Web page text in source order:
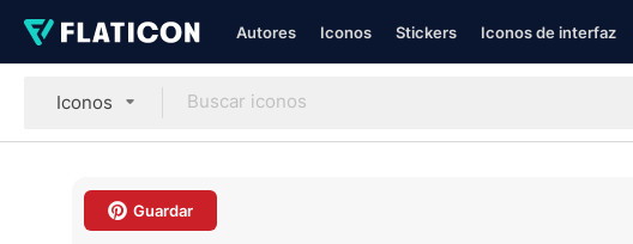
Autores Iconos Stickers Iconos de interfaz
Iconos
Guardar